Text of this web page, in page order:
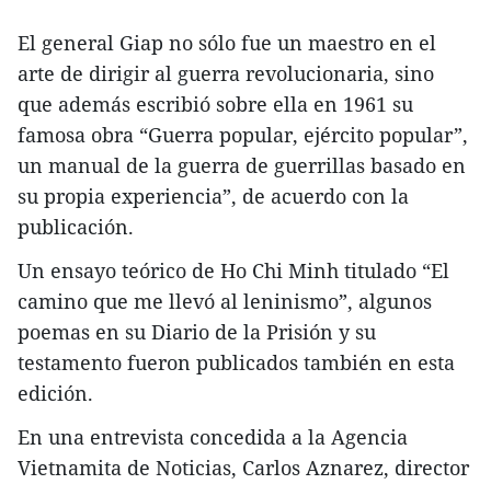
El general Giap no sólo fue un maestro en el
arte de dirigir al guerra revolucionaria, sino
que además escribió sobre ella en 1961 su
famosa obra “Guerra popular, ejército popular”,
un manual de la guerra de guerrillas basado en
su propia experiencia”, de acuerdo con la
publicación.
Un ensayo teórico de Ho Chi Minh titulado “El
camino que me llevó al leninismo”, algunos
poemas en su Diario de la Prisión y su
testamento fueron publicados también en esta
edición.
En una entrevista concedida a la Agencia
Vietnamita de Noticias, Carlos Aznarez, director